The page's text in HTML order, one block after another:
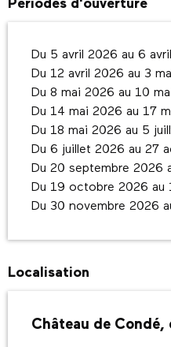
Périodes d'ouverture
Du 5 avril 2026 au 6
Du 12 avril 2026 au 3
Du 8 mai 2026 au 10
Du 14 mai 2026 au 17
Du 18 mai 2026 au 5
Du 6 juillet 2026 au 27
Du 20 septembre 2026
Du 19 octobre 2026 au
Du 30 novembre 2026
Localisation
Château de Condé,